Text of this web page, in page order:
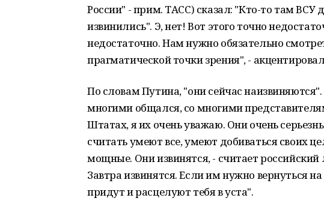
России" - прим. ТАСС) сказал: "Кто-то там ВСУ
извинились". Э, нет! Вот этого точно
недостаточно. Нам нужно обязательно
прагматической точки зрения", -
По словам Путина, "они сейчас
многими общался, со многими
Штатах, я их очень уважаю. Они очень
считать умеют все, умеют добиваться своих
мощные. Они извинятся, - считает
Завтра извинятся. Если им нужно вернуться
придут и расцелуют тебя в уста".